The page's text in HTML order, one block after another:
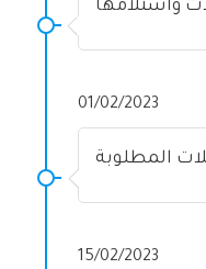
واستلامها
01/02/2023
المطلوبة
15/02/2023